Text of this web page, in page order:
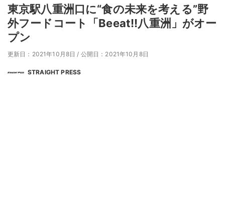
東京駅八重洲口に“食の未来を考える”野
外フードコート「Beeat!!八重洲」がオー
プン
更新日：2021年10月8日 / 公開日：2021年10月8日
STRAIGHT PRESS